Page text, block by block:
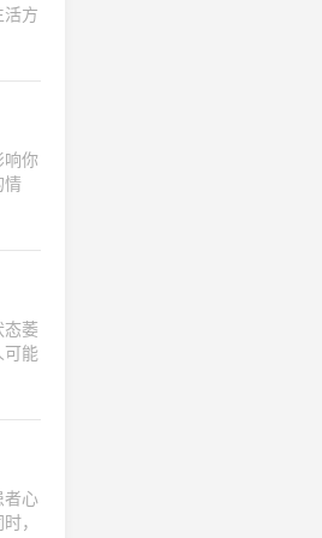
活方
响你
情
态萎
可能
者心
，